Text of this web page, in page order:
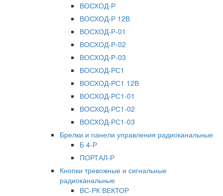
ВОСХОД-Р
ВОСХОД-Р 12В
ВОСХОД-Р-01
ВОСХОД-Р-02
ВОСХОД-Р-03
ВОСХОД-РС1
ВОСХОД-РС1 12В
ВОСХОД-РС1-01
ВОСХОД-РС1-02
ВОСХОД-РС1-03
Брелки и панели управления радиоканальные
Б 4-Р
ПОРТАЛ-Р
Кнопки тревожные и сигнальные
радиоканальные
ВС-РК ВЕКТОР